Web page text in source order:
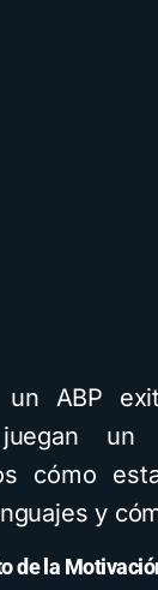
un ABP
un
cómo
y
de la